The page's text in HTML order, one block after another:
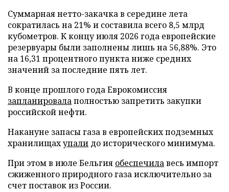
Суммарная нетто-закачка в середине лета
сократилась на 21% и составила всего 8,5 млрд
кубометров. К концу июля 2026 года европейские
резервуары были заполнены лишь на 56,88%. Это
на 16,31 процентного пункта ниже средних
значений за последние пять лет.
В конце прошлого года Еврокомиссия
запланировалаполностью запретить закупки
российской нефти.
Накануне запасы газа в европейских подземных
хранилищахупали до исторического минимума.
При этом в июле Бельгия обеспечилавесь импорт
сжиженного природного газа исключительно за
счет поставок из России.